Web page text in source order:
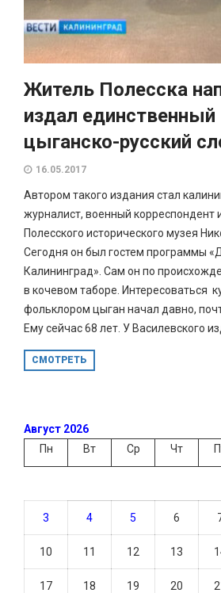
Житель Полесска
издал
цыганско-русский
16.05.2017
Автором такого издания стал
журналист, военный корреспондент
Полесского исторического музея
Сегодня он был гостем программы
Калининград». Сам он по
в кочевом таборе. Интересоваться
фольклором цыган начал давно,
Ему сейчас 68 лет. У Василевского
СМОТРЕТЬ
Август 2026
Пн
Вт Ср Чт
3 4 5 6
10 11 12 13
17 18 19 20